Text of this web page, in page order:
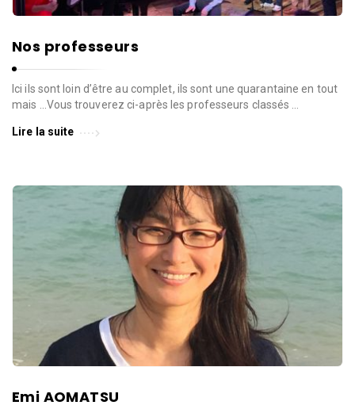
Nos professeurs
Ici ils sont loin d’être au complet, ils sont une quarantaine en tout
mais …Vous trouverez ci-après les professeurs classés …
Lire la suite
Emi AOMATSU